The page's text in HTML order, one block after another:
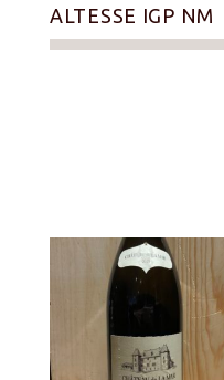
ALTESSE IGP NM